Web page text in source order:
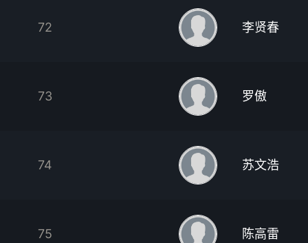
72 李贤春
73 罗傲
74 苏文浩
75 陈高雷